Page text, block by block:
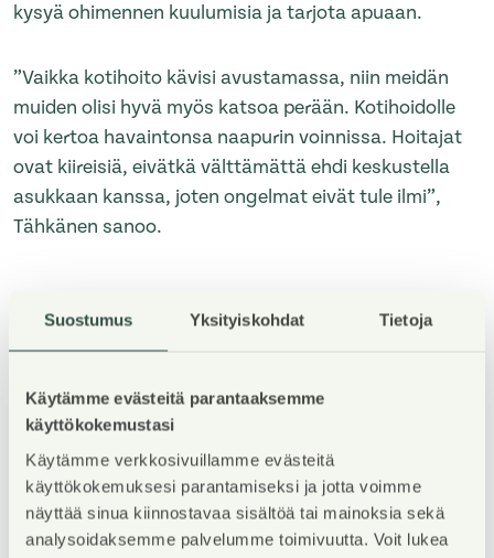
Suostumus Yksityiskohdat Tietoja
Käytämme evästeitä parantaaksemme
käyttökokemustasi
Käytämme verkkosivuillamme evästeitä
käyttökokemuksesi parantamiseksi ja jotta voimme
näyttää sinua kiinnostavaa sisältöä tai mainoksia sekä
analysoidaksemme palvelumme toimivuutta. Voit lukea
kysyä ohimennen kuulumisia ja tarjota apuaan.
”Vaikka kotihoito kävisi avustamassa, niin meidän
muiden olisi hyvä myös katsoa perään. Kotihoidolle
voi kertoa havaintonsa naapurin voinnissa. Hoitajat
ovat kiireisiä, eivätkä välttämättä ehdi keskustella
asukkaan kanssa, joten ongelmat eivät tule ilmi”,
Tähkänen sanoo.
Ilmoita palvelunumeroon
noudattaa sääntöjä ja kantaa vastuuta.
”Asuntosäätiönpalvelunumeroonkannattaa aina
ilmoittaa, jos huomaa jonkin olevan rempallaan.
Jokainen voi myös huolehtia, että rapun ovet ovat